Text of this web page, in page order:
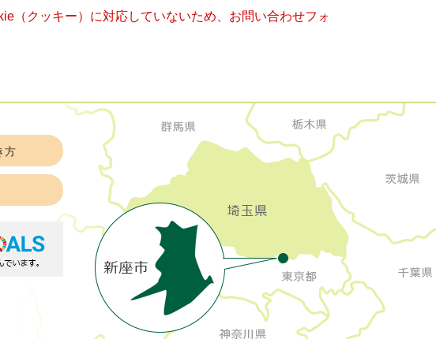
（クッキー）に対応していないため、お問い合わせフォ
方